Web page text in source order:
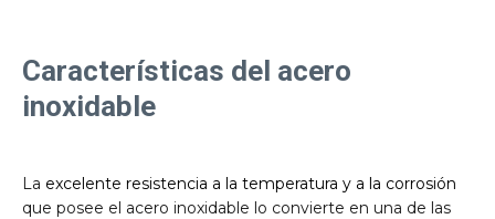
Características del acero
inoxidable
La excelente resistencia a la temperatura y a la corrosión
que posee el acero inoxidable lo convierte en una de las